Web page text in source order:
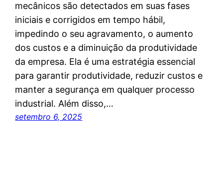
mecânicos são detectados em suas fases
iniciais e corrigidos em tempo hábil,
impedindo o seu agravamento, o aumento
dos custos e a diminuição da produtividade
da empresa. Ela é uma estratégia essencial
para garantir produtividade, reduzir custos e
manter a segurança em qualquer processo
industrial. Além disso,…
setembro 6, 2025